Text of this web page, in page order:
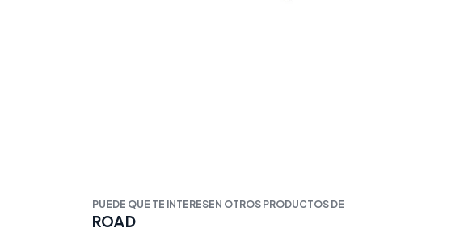
PUEDE QUE TE INTERESEN OTROS PRODUCTOS DE
ROAD